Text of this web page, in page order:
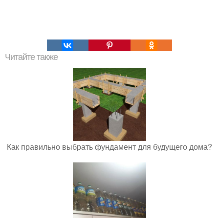
Читайте также
Как правильно выбрать фундамент для будущего дома?